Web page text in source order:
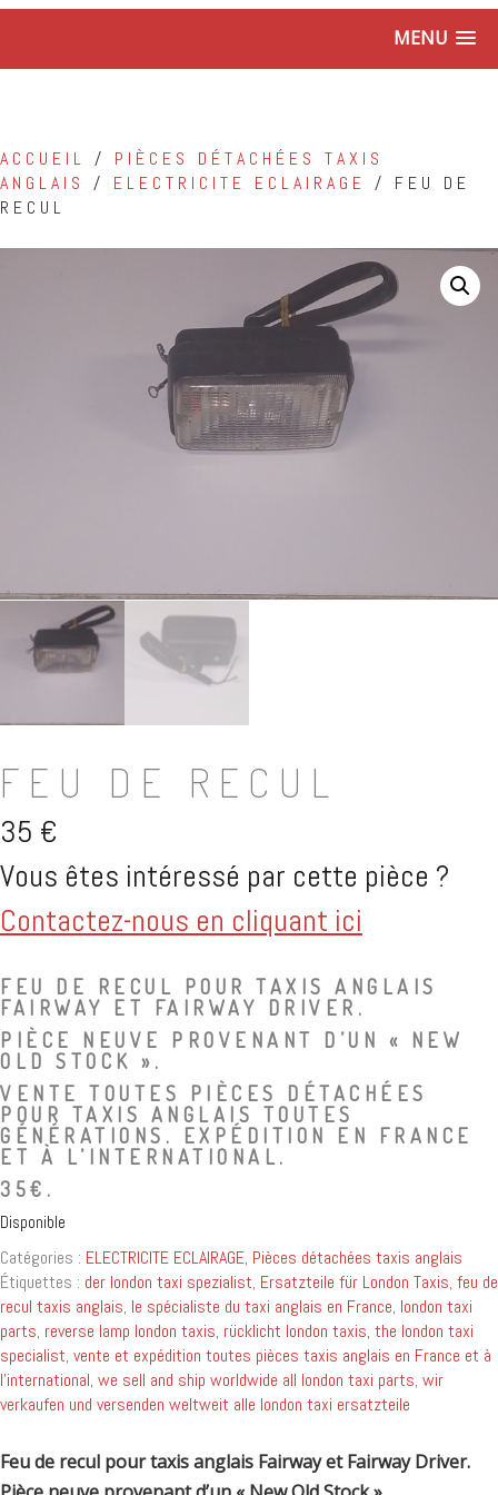
MENU
ACCUEIL / PIÈCES DÉTACHÉES TAXIS
ANGLAIS
/ ELECTRICITE ECLAIRAGE / FEU DE
RECUL
FEU DE RECUL
35 €
Vous êtes intéressé par cette pièce ?
Contactez-nous en cliquant ici
FEU DE RECUL POUR TAXIS ANGLAIS
FAIRWAY ET FAIRWAY DRIVER.
PIÈCE NEUVE PROVENANT D’UN « NEW
OLD STOCK ».
VENTE TOUTES PIÈCES DÉTACHÉES
POUR TAXIS ANGLAIS TOUTES
GÉNÉRATIONS. EXPÉDITION EN FRANCE
ET À L’INTERNATIONAL.
35€.
Disponible
Catégories : ELECTRICITE ECLAIRAGE, Pièces détachées taxis anglais
Étiquettes : der london taxi spezialist, Ersatzteile für London Taxis, feu de
recul taxis anglais, le spécialiste du taxi anglais en France, london taxi
parts, reverse lamp london taxis, rücklicht london taxis, the london taxi
specialist, vente et expédition toutes pièces taxis anglais en France et à
l'international, we sell and ship worldwide all london taxi parts, wir
verkaufen und versenden weltweit alle london taxi ersatzteile
Feu de recul pour taxis anglais Fairway et Fairway Driver.